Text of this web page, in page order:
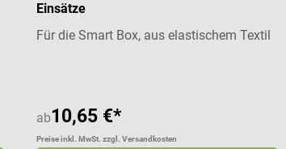
Einsätze
Für die Smart Box, aus elastischem Textil
ab10,65 €*
Preise inkl. MwSt. zzgl. Versandkosten